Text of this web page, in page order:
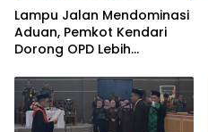
Lampu Jalan Mendominasi
Aduan, Pemkot Kendari
Dorong OPD Lebih
Laporan Warga